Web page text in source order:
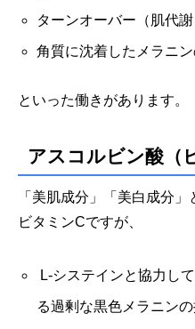
ターンオーバー（肌代
角質に沈着したメラニ
といった働きがあります。
アスコルビン酸（
「美肌成分」「美白成分
ビタミンCですが、
L-システインと協力し
る過剰な黒色メラニンの